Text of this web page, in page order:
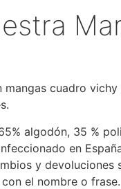
mangas cuadro vichy
algodón, 35 %
en
y devoluciones
el nombre o frase.